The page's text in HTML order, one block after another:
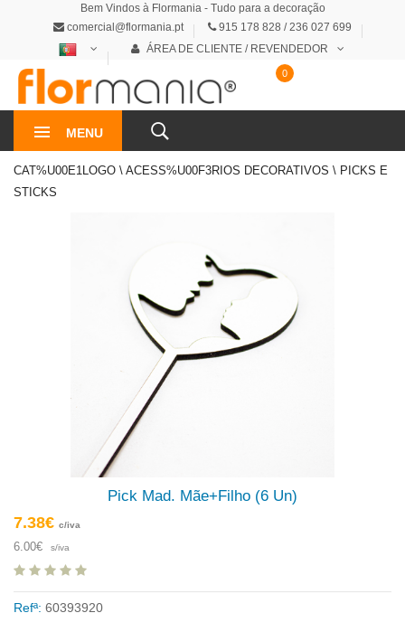
Bem Vindos à Flormania - Tudo para a decoração
comercial@flormania.pt
915 178 828 / 236 027 699
ÁREA DE CLIENTE / REVENDEDOR
MENU
0
CAT%U00E1LOGO \ ACESS%U00F3RIOS DECORATIVOS \ PICKS E
STICKS
Pick Mad. Mãe+Filho (6 Un)
7.38€ c/iva
6.00€ s/iva
Refª: 60393920